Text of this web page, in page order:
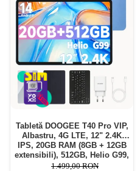
Tabletă DOOGEE T40 Pro VIP,
Albastru, 4G LTE, 12" 2.4K
IPS, 20GB RAM (8GB + 12GB
extensibili), 512GB, Helio G99,
10800mAh, 33W, Android 14,
1.499,00 RON